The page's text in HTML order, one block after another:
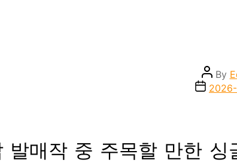
Post
author
By
Post
매작 중 주목할 만한 싱